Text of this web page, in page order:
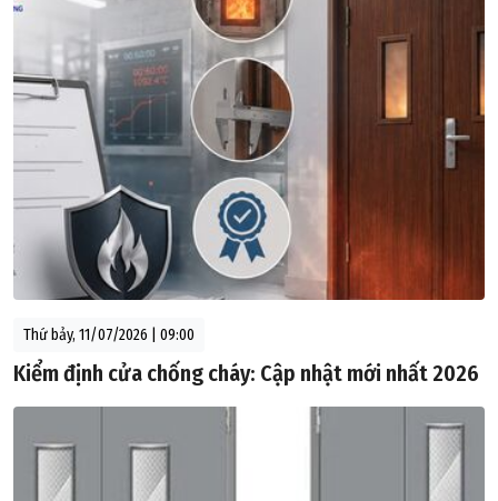
Thứ bảy, 11/07/2026 | 09:00
Kiểm định cửa chống cháy: Cập nhật mới nhất 2026